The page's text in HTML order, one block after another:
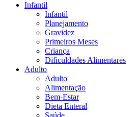
Infantil
Infantil
Planejamento
Gravidez
Primeiros Meses
Criança
Dificuldades Alimentares
Adulto
Adulto
Alimentação
Bem-Estar
Dieta Enteral
Saúde